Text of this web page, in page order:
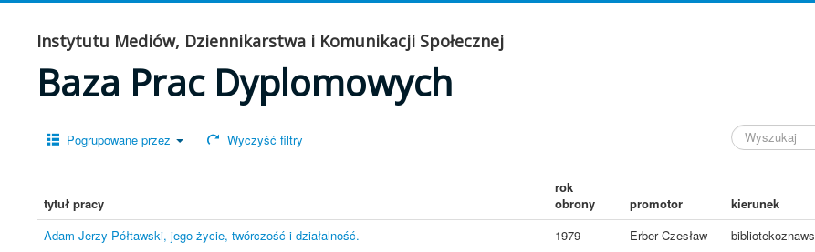
Instytutu Mediów, Dziennikarstwa i Komunikacji Społecznej
Baza Prac Dyplomowych
Pogrupowane przez Wyczyść filtry
tytuł pracy
rok
obrony
promotor kierunek
Adam Jerzy Półtawski, jego życie, twórczość i działalność. 1979 Erber Czesław